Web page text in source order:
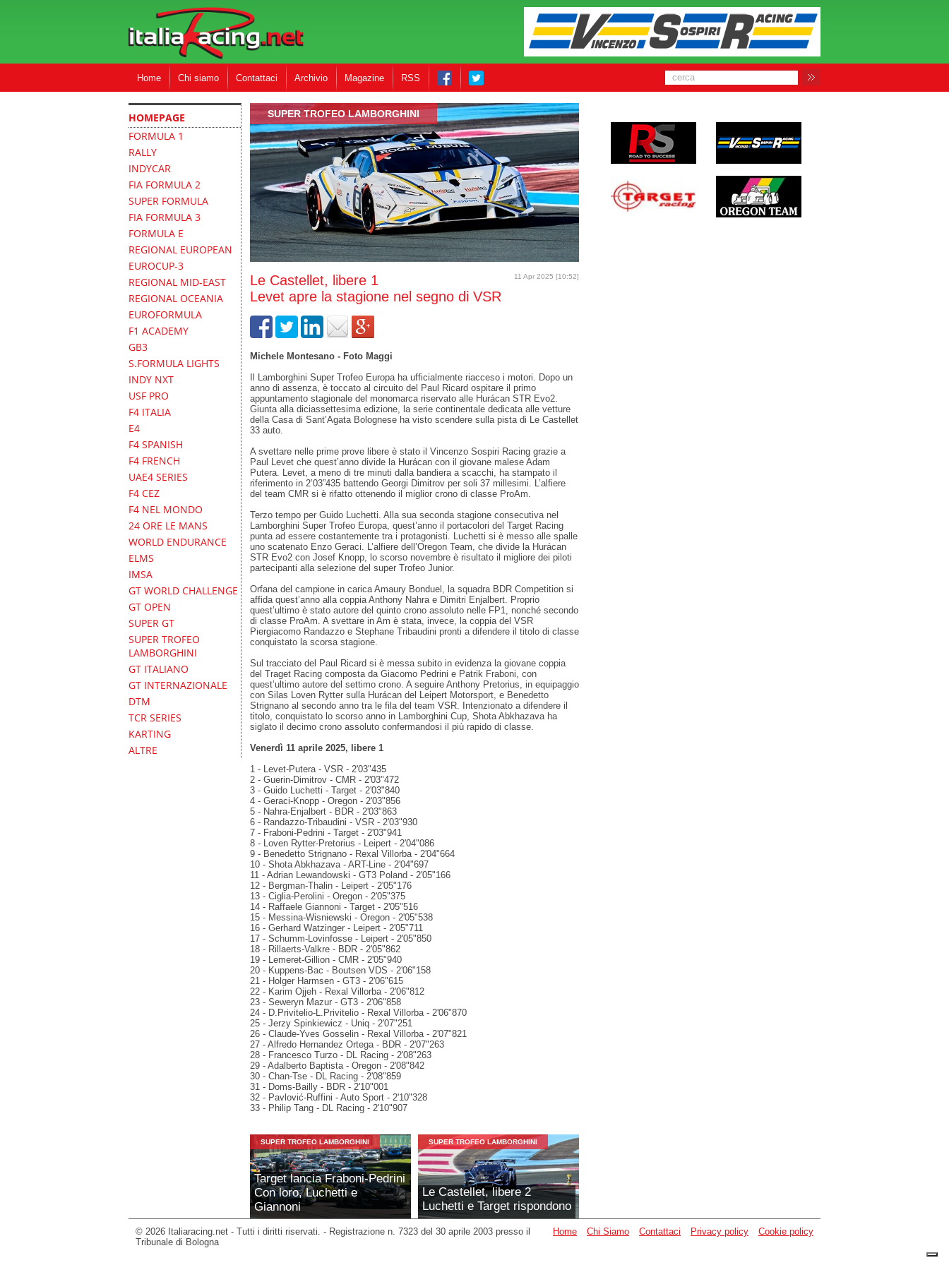
Home Chi siamo Contattaci Archivio Magazine RSS
HOMEPAGE
FORMULA 1
RALLY
INDYCAR
FIA FORMULA 2
SUPER FORMULA
FIA FORMULA 3
FORMULA E
REGIONAL EUROPEAN
EUROCUP-3
REGIONAL MID-EAST
REGIONAL OCEANIA
EUROFORMULA
F1 ACADEMY
GB3
S.FORMULA LIGHTS
INDY NXT
USF PRO
F4 ITALIA
E4
F4 SPANISH
F4 FRENCH
UAE4 SERIES
F4 CEZ
F4 NEL MONDO
24 ORE LE MANS
WORLD ENDURANCE
ELMS
IMSA
GT WORLD CHALLENGE
GT OPEN
SUPER GT
SUPER TROFEO
LAMBORGHINI
GT ITALIANO
GT INTERNAZIONALE
DTM
TCR SERIES
KARTING
ALTRE
SUPER TROFEO LAMBORGHINI
11 Apr 2025 [10:52]
Le Castellet, libere 1
Levet apre la stagione nel segno di VSR
Michele Montesano - Foto Maggi
Il Lamborghini Super Trofeo Europa ha ufficialmente riacceso i motori. Dopo un
anno di assenza, è toccato al circuito del Paul Ricard ospitare il primo
appuntamento stagionale del monomarca riservato alle Hurácan STR Evo2.
Giunta alla diciassettesima edizione, la serie continentale dedicata alle vetture
della Casa di Sant’Agata Bolognese ha visto scendere sulla pista di Le Castellet
33 auto.
A svettare nelle prime prove libere è stato il Vincenzo Sospiri Racing grazie a
Paul Levet che quest’anno divide la Hurácan con il giovane malese Adam
Putera. Levet, a meno di tre minuti dalla bandiera a scacchi, ha stampato il
riferimento in 2’03”435 battendo Georgi Dimitrov per soli 37 millesimi. L’alfiere
del team CMR si è rifatto ottenendo il miglior crono di classe ProAm.
Terzo tempo per Guido Luchetti. Alla sua seconda stagione consecutiva nel
Lamborghini Super Trofeo Europa, quest’anno il portacolori del Target Racing
punta ad essere costantemente tra i protagonisti. Luchetti si è messo alle spalle
uno scatenato Enzo Geraci. L’alfiere dell’Oregon Team, che divide la Hurácan
STR Evo2 con Josef Knopp, lo scorso novembre è risultato il migliore dei piloti
partecipanti alla selezione del super Trofeo Junior.
Orfana del campione in carica Amaury Bonduel, la squadra BDR Competition si
affida quest’anno alla coppia Anthony Nahra e Dimitri Enjalbert. Proprio
quest’ultimo è stato autore del quinto crono assoluto nelle FP1, nonché secondo
di classe ProAm. A svettare in Am è stata, invece, la coppia del VSR
Piergiacomo Randazzo e Stephane Tribaudini pronti a difendere il titolo di classe
conquistato la scorsa stagione.
Sul tracciato del Paul Ricard si è messa subito in evidenza la giovane coppia
del Traget Racing composta da Giacomo Pedrini e Patrik Fraboni, con
quest’ultimo autore del settimo crono. A seguire Anthony Pretorius, in equipaggio
con Silas Loven Rytter sulla Hurácan del Leipert Motorsport, e Benedetto
Strignano al secondo anno tra le fila del team VSR. Intenzionato a difendere il
titolo, conquistato lo scorso anno in Lamborghini Cup, Shota Abkhazava ha
siglato il decimo crono assoluto confermandosi il più rapido di classe.
Venerdì 11 aprile 2025, libere 1
1 - Levet-Putera - VSR - 2'03"435
2 - Guerin-Dimitrov - CMR - 2'03"472
3 - Guido Luchetti - Target - 2'03"840
4 - Geraci-Knopp - Oregon - 2'03"856
5 - Nahra-Enjalbert - BDR - 2'03"863
6 - Randazzo-Tribaudini - VSR - 2'03"930
7 - Fraboni-Pedrini - Target - 2'03"941
8 - Loven Rytter-Pretorius - Leipert - 2'04"086
9 - Benedetto Strignano - Rexal Villorba - 2'04"664
10 - Shota Abkhazava - ART-Line - 2'04"697
11 - Adrian Lewandowski - GT3 Poland - 2'05"166
12 - Bergman-Thalin - Leipert - 2'05"176
13 - Ciglia-Perolini - Oregon - 2'05"375
14 - Raffaele Giannoni - Target - 2'05"516
15 - Messina-Wisniewski - Oregon - 2'05"538
16 - Gerhard Watzinger - Leipert - 2'05"711
17 - Schumm-Lovinfosse - Leipert - 2'05"850
18 - Rillaerts-Valkre - BDR - 2'05"862
19 - Lemeret-Gillion - CMR - 2'05"940
20 - Kuppens-Bac - Boutsen VDS - 2'06"158
21 - Holger Harmsen - GT3 - 2'06"615
22 - Karim Ojjeh - Rexal Villorba - 2'06"812
23 - Seweryn Mazur - GT3 - 2'06"858
24 - D.Privitelio-L.Privitelio - Rexal Villorba - 2'06"870
25 - Jerzy Spinkiewicz - Uniq - 2'07"251
26 - Claude-Yves Gosselin - Rexal Villorba - 2'07"821
27 - Alfredo Hernandez Ortega - BDR - 2'07"263
28 - Francesco Turzo - DL Racing - 2'08"263
29 - Adalberto Baptista - Oregon - 2'08"842
30 - Chan-Tse - DL Racing - 2'08"859
31 - Doms-Bailly - BDR - 2'10"001
32 - Pavlović-Ruffini - Auto Sport - 2'10"328
33 - Philip Tang - DL Racing - 2'10"907
SUPER TROFEO LAMBORGHINI
Target lancia Fraboni-Pedrini
Con loro, Luchetti e
Giannoni
SUPER TROFEO LAMBORGHINI
Le Castellet, libere 2
Luchetti e Target rispondono
© 2026 Italiaracing.net - Tutti i diritti riservati. - Registrazione n. 7323 del 30 aprile 2003 presso il
Tribunale di Bologna
Home Chi Siamo Contattaci Privacy policy Cookie policy